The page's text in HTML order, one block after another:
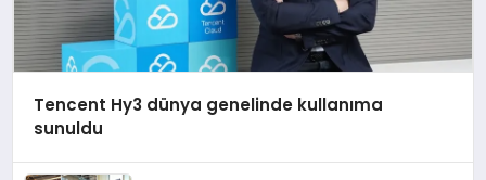
Tencent Hy3 dünya genelinde kullanıma
sunuldu